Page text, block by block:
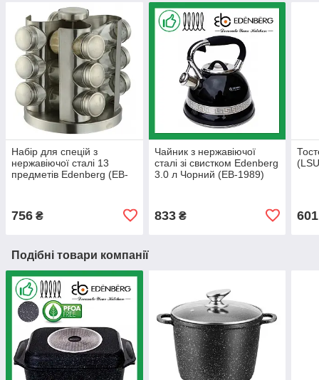
Набір для спецій з
нержавіючої сталі 13
предметів Edenberg (EB-
756 ₴
Чайник з нержавіючої
сталі зі свистком Edenberg
3.0 л Чорний (EB-1989)
833₴ 601
Подібні товари компанії